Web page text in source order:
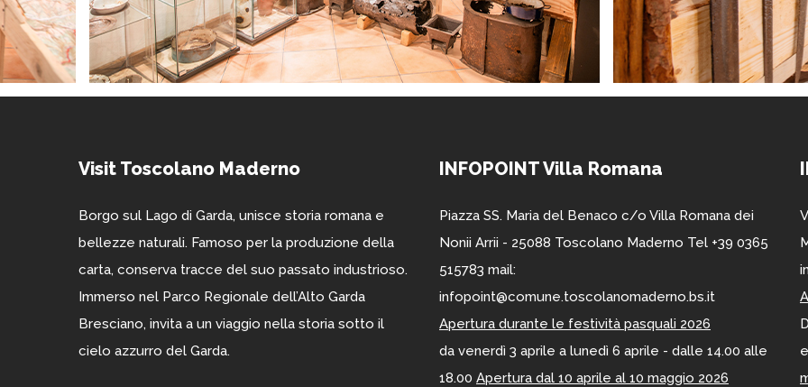
Visit Toscolano Maderno
Borgo sul Lago di Garda, unisce storia romana e
bellezze naturali. Famoso per la produzione della
carta, conserva tracce del suo passato industrioso.
Immerso nel Parco Regionale dell’Alto Garda
Bresciano, invita a un viaggio nella storia sotto il
cielo azzurro del Garda.
INFOPOINT Villa Romana
Piazza SS. Maria del Benaco c/o Villa Romana dei
Nonii Arrii - 25088 Toscolano Maderno Tel +39 0365
515783 mail:
infopoint@comune.toscolanomaderno.bs.it
Apertura durante le festività pasquali 2026
da venerdì 3 aprile a lunedì 6 aprile - dalle 14.00 alle
18.00 Apertura dal 10 aprile al 10 maggio 2026